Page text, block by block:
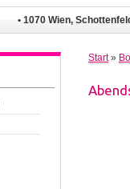
• 1070 Wien,
Start»